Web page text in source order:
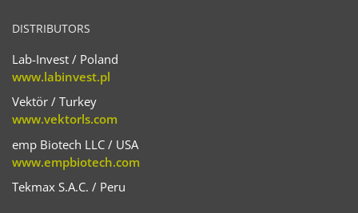
DISTRIBUTORS
Lab-Invest / Poland
www.labinvest.pl
Vektör / Turkey
www.vektorls.com
emp Biotech LLC / USA
www.empbiotech.com
Tekmax S.A.C. / Peru